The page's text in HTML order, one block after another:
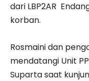
dari LBP2AR
korban.
Rosmaini dan
mendatangi Unit
Suparta saat